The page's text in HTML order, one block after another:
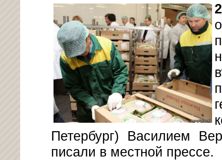
Петербург) Василием
писали в местной прессе.